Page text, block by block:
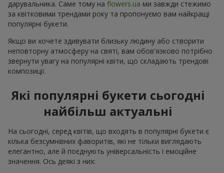
дарувальника. Саме тому на flowers.ua ми завжди стежимо
за квітковими трендами року та пропонуємо вам найкращі
популярні букети.
Якщо ви хочете здивувати близьку людину або створити
неповторну атмосферу на святі, вам обов'язково потрібно
звернути увагу на популярні квіти, що складають трендові
композиції.
Які популярні букети сьогодні
найбільш актуальні
На сьогодні, серед квітів, що входять в популярні букети є
кілька безсумнівних фаворитів, які не тільки виглядають
елегантно, але й поєднують універсальність і емоційне
значення. Ось деякі з них: